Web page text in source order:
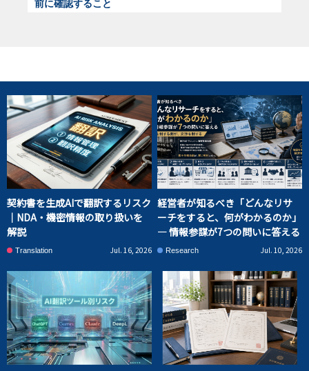
前に確認すること
契約書を生成AIで翻訳するリスク
｜NDA・機密情報の取り扱いを
解説
Translation Jul. 16, 2026
経営者が知るべき「どんなリサ
ーチをすると、何がわかるのか」
― 情報参謀が7つの問いに答える
Research Jul. 10, 2026